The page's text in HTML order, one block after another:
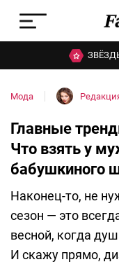
Мода
Главные
Что взять у
бабушкиного
Наконец-то, не
сезон — это
весной, когда
И скажу прямо,